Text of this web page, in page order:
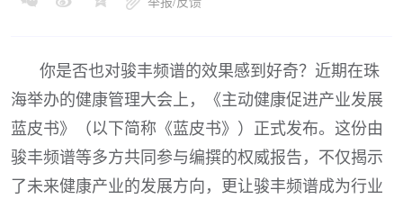
你是否也对骏丰频谱的效果感到好奇？近期在珠
海举办的健康管理大会上，《主动健康促进产业发展
蓝皮书》（以下简称《蓝皮书》）正式发布。这份由
骏丰频谱等多方共同参与编撰的权威报告，不仅揭示
了未来健康产业的发展方向，更让骏丰频谱成为行业